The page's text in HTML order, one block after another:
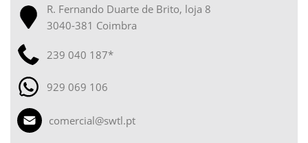
R. Fernando Duarte de Brito, loja 8
3040-381 Coimbra
239 040 187*
929 069 106
comercial@swtl.pt